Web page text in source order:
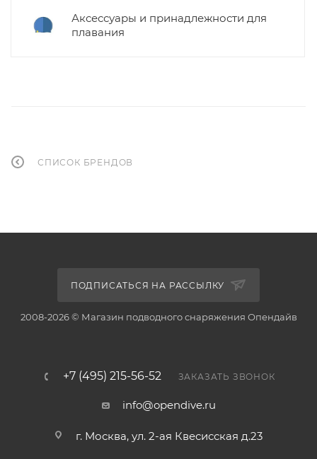
Аксессуары и принадлежности для
плавания
СПИСОК БРЕНДОВ
ПОДПИСАТЬСЯ НА РАССЫЛКУ
2008-2026 © Магазин подводного снаряжения Опендайв
+7 (495) 215-56-52 ЗАКАЗАТЬ ЗВОНОК
info@opendive.ru
г. Москва, ул. 2-ая Квесисская д.23